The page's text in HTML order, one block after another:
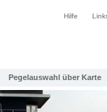
Hilfe
Pegelauswahl über Karte